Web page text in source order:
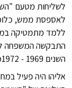
לשליחות מטעם
לאספסת ממש,
ללמד מתמטיקה
התבקשה המשפחה
השנים 1969 - 1972ממנה שב להוראה במוסד.
אליהו היה פעיל